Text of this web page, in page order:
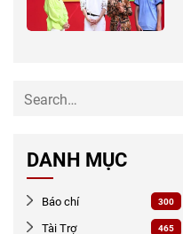
DANH MỤC
Báo chí 300
Tài Trợ 465